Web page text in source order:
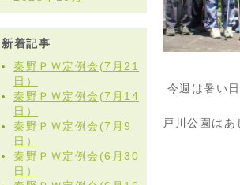
新着記事
秦野ＰＷ定例会(7月21
日）
秦野ＰＷ定例会(7月14
日）
秦野ＰＷ定例会(7月9
日）
秦野ＰＷ定例会(6月30
日）
今週は暑い
戸川公園は